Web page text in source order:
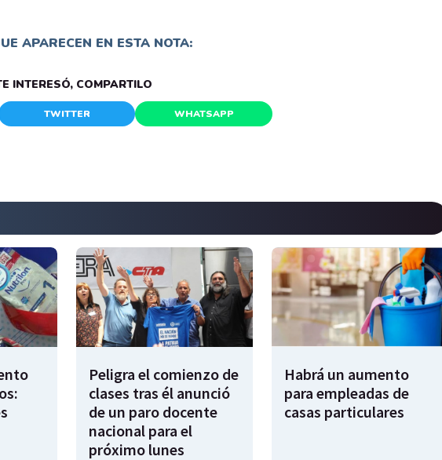
APARECEN EN ESTA NOTA:
INTERESÓ, COMPARTILO
TWITTER WHATSAPP
Peligra el comienzo de
clases tras él anunció
de un paro docente
nacional para el
próximo lunes
Habrá un aumento
para empleadas de
casas particulares